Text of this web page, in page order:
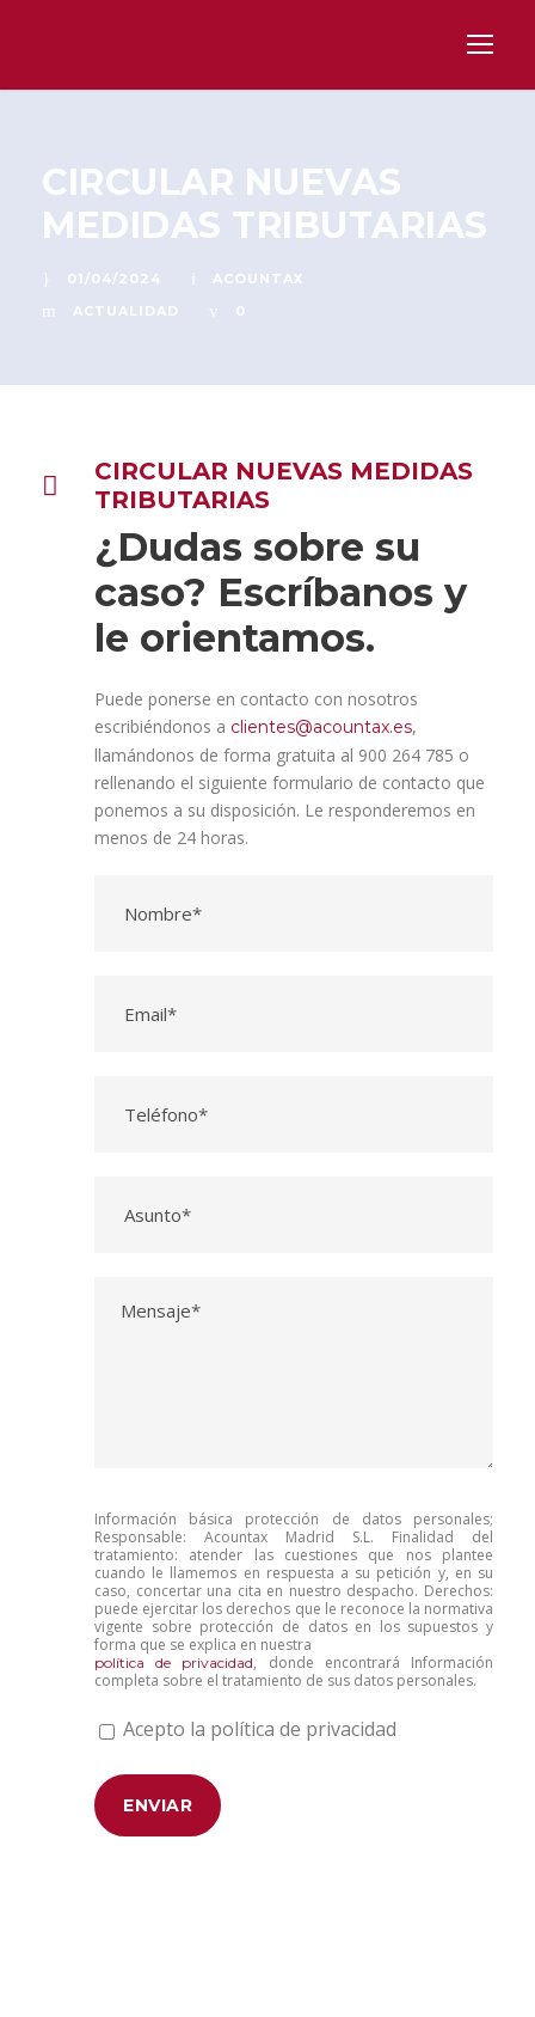
CIRCULAR NUEVAS
MEDIDAS TRIBUTARIAS
01/04/2024
ACOUNTAX
ACTUALIDAD
0
CIRCULAR NUEVAS MEDIDAS
TRIBUTARIAS
¿Dudas sobre su
caso? Escríbanos y
le orientamos.
Puede ponerse en contacto con nosotros
escribiéndonos a clientes@acountax.es,
llamándonos de forma gratuita al 900 264 785 o
rellenando el siguiente formulario de contacto que
ponemos a su disposición. Le responderemos en
menos de 24 horas.
Información básica protección de datos personales;
Responsable: Acountax Madrid S.L. Finalidad del
tratamiento: atender las cuestiones que nos plantee
cuando le llamemos en respuesta a su petición y, en su
caso, concertar una cita en nuestro despacho. Derechos:
puede ejercitar los derechos que le reconoce la normativa
vigente sobre protección de datos en los supuestos y
forma que se explica en nuestra
política de privacidad, donde encontrará Información
completa sobre el tratamiento de sus datos personales.
Acepto la política de privacidad